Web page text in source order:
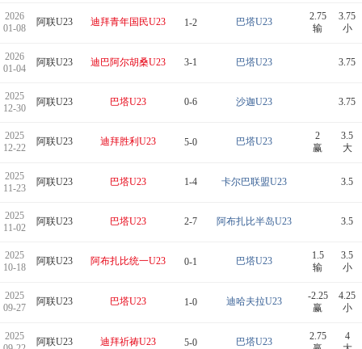
2026
01-08
阿联U23 迪拜青年国民U23 1-2 巴塔U23
2.75
输
3.75
小
2026
01-04
阿联U23 迪巴阿尔胡桑U23 3-1 巴塔U23 3.75
2025
12-30
阿联U23 巴塔U23 0-6 沙迦U23 3.75
2025
12-22
阿联U23 迪拜胜利U23 5-0 巴塔U23
2
赢
3.5
大
2025
11-23
阿联U23 巴塔U23 1-4 卡尔巴联盟U23 3.5
2025
11-02
阿联U23 巴塔U23 2-7 阿布扎比半岛U23 3.5
2025
10-18
阿联U23 阿布扎比统一U23 0-1 巴塔U23
1.5
输
3.5
小
2025
09-27
阿联U23 巴塔U23 1-0 迪哈夫拉U23
-2.25
赢
4.25
小
2025
阿联U23 迪拜祈祷U23 5-0 巴塔U23
2.75
4